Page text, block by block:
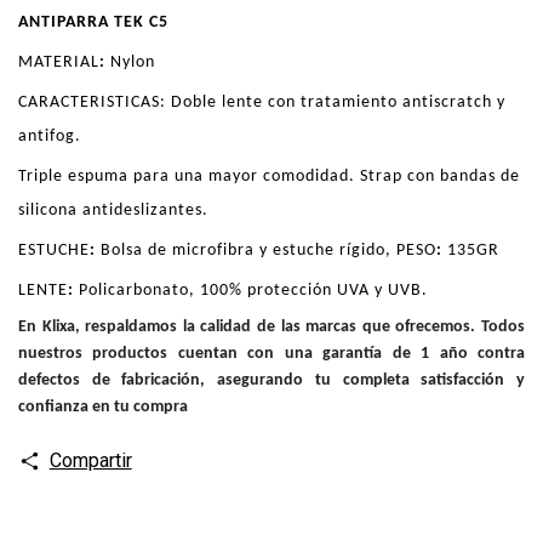
ANTIPARRA TEK C5
MATERIAL: Nylon
CARACTERISTICAS: Doble lente con tratamiento antiscratch y
antifog.
Triple espuma para una mayor comodidad. Strap con bandas de
silicona antideslizantes.
ESTUCHE: Bolsa de microfibra y estuche rígido, PESO: 135GR
LENTE: Policarbonato, 100% protección UVA y UVB.
En Klixa, respaldamos la calidad de las marcas que ofrecemos. Todos
nuestros productos cuentan con una garantía de 1 año contra
defectos de fabricación, asegurando tu completa satisfacción y
confianza en tu compra
Compartir